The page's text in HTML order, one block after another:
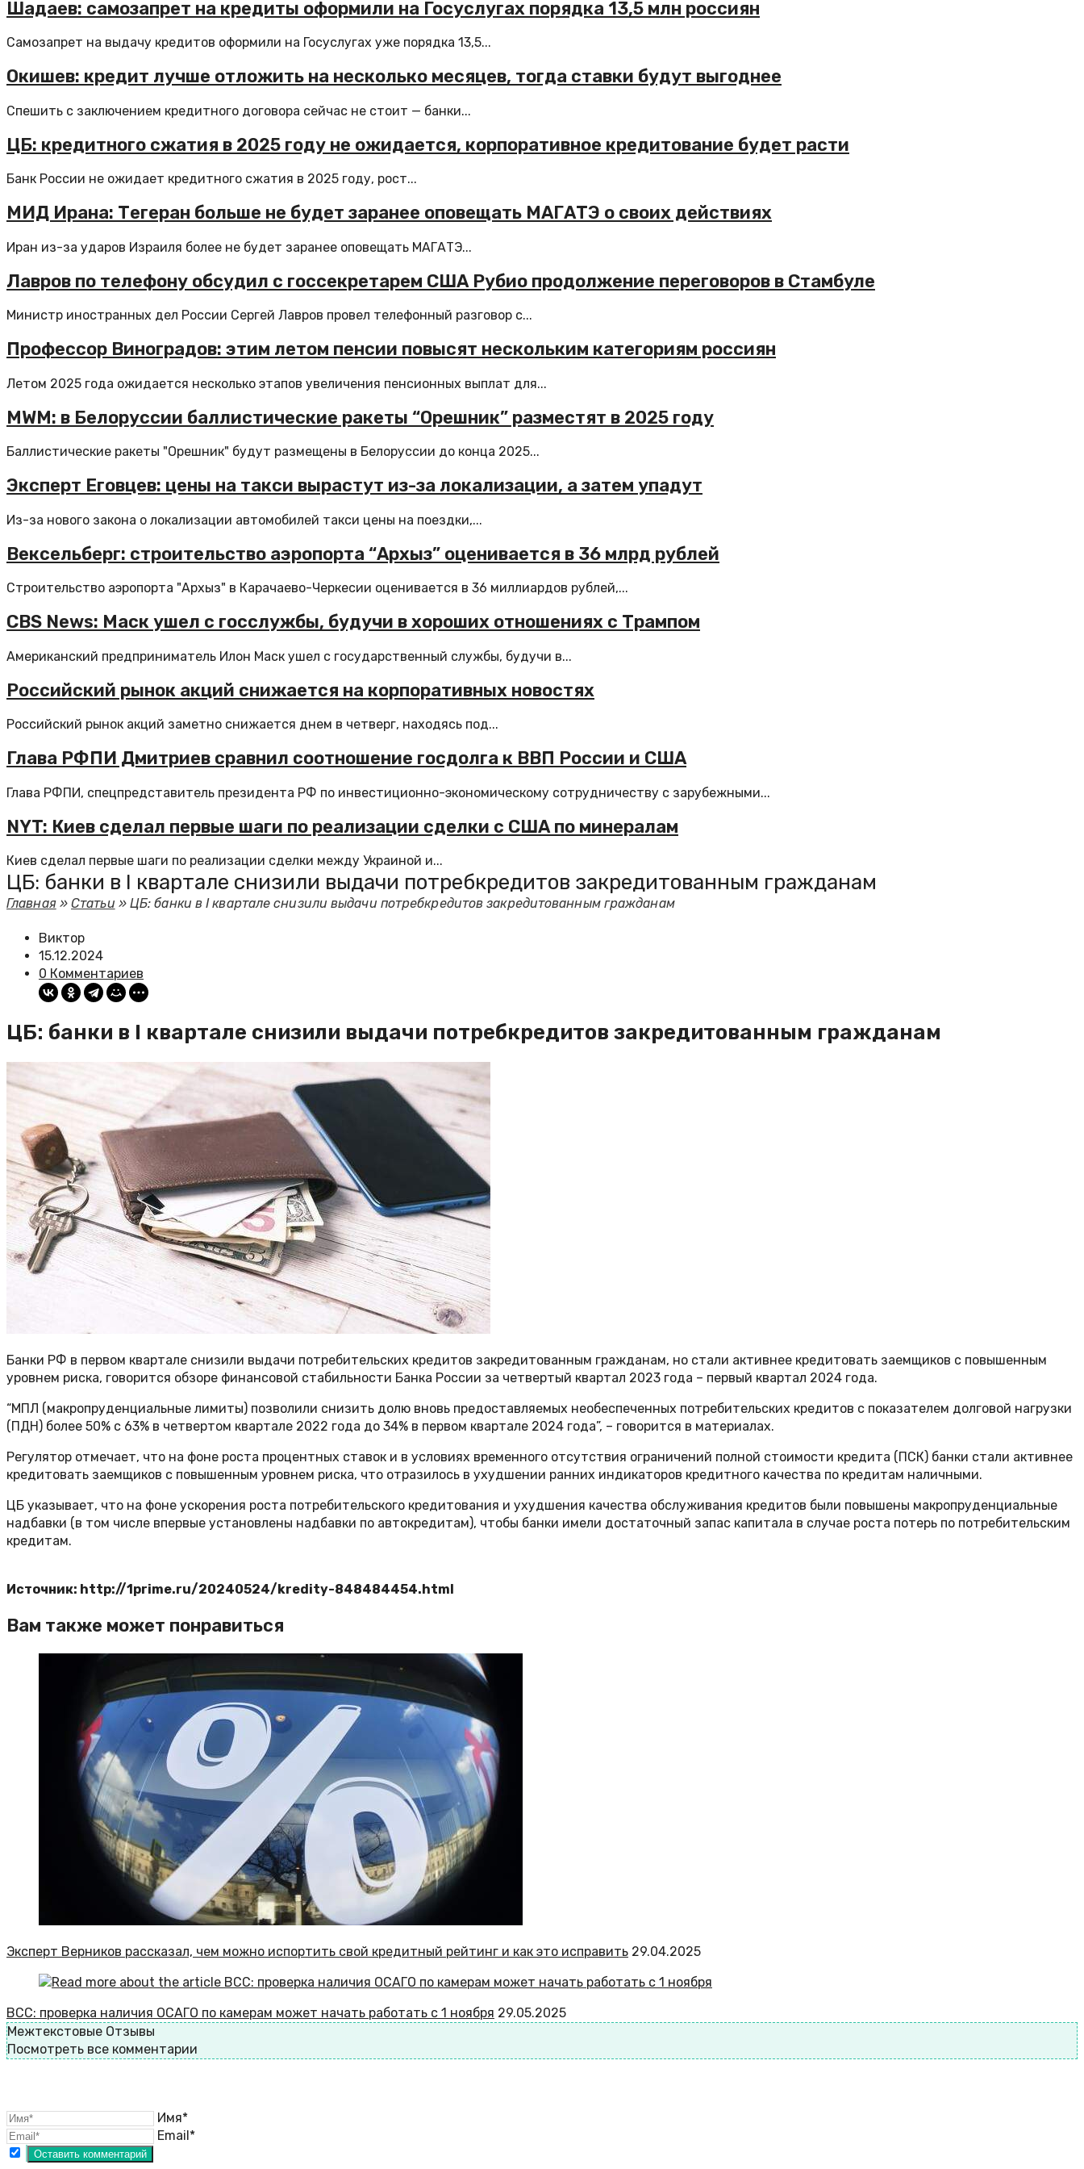
Шадаев: самозапрет на кредиты оформили на Госуслугах порядка 13,5 млн россиян
Самозапрет на выдачу кредитов оформили на Госуслугах уже порядка 13,5...
Окишев: кредит лучше отложить на несколько месяцев, тогда ставки будут выгоднее
Спешить с заключением кредитного договора сейчас не стоит — банки...
ЦБ: кредитного сжатия в 2025 году не ожидается, корпоративное кредитование будет расти
Банк России не ожидает кредитного сжатия в 2025 году, рост...
МИД Ирана: Тегеран больше не будет заранее оповещать МАГАТЭ о своих действиях
Иран из-за ударов Израиля более не будет заранее оповещать МАГАТЭ...
Лавров по телефону обсудил с госсекретарем США Рубио продолжение переговоров в Стамбуле
Министр иностранных дел России Сергей Лавров провел телефонный разговор с...
Профессор Виноградов: этим летом пенсии повысят нескольким категориям россиян
Летом 2025 года ожидается несколько этапов увеличения пенсионных выплат для...
MWM: в Белоруссии баллистические ракеты “Орешник” разместят в 2025 году
Баллистические ракеты "Орешник" будут размещены в Белоруссии до конца 2025...
Эксперт Еговцев: цены на такси вырастут из-за локализации, а затем упадут
Из-за нового закона о локализации автомобилей такси цены на поездки,...
Вексельберг: строительство аэропорта “Архыз” оценивается в 36 млрд рублей
Строительство аэропорта "Архыз" в Карачаево-Черкесии оценивается в 36 миллиардов рублей,...
CBS News: Маск ушел с госслужбы, будучи в хороших отношениях с Трампом
Американский предприниматель Илон Маск ушел с государственный службы, будучи в...
Российский рынок акций снижается на корпоративных новостях
Российский рынок акций заметно снижается днем в четверг, находясь под...
Глава РФПИ Дмитриев сравнил соотношение госдолга к ВВП России и США
Глава РФПИ, спецпредставитель президента РФ по инвестиционно-экономическому сотрудничеству с зарубежными...
NYT: Киев сделал первые шаги по реализации сделки с США по минералам
Киев сделал первые шаги по реализации сделки между Украиной и...
ЦБ: банки в I квартале снизили выдачи потребкредитов закредитованным гражданам
Главная»Статьи » ЦБ: банки в I квартале снизили выдачи потребкредитов закредитованным гражданам
Виктор
15.12.2024
0 Комментариев
ЦБ: банки в I квартале снизили выдачи потребкредитов закредитованным гражданам
Банки РФ в первом квартале снизили выдачи потребительских кредитов закредитованным гражданам, но стали активнее кредитовать заемщиков с повышенным
уровнем риска, говорится обзоре финансовой стабильности Банка России за четвертый квартал 2023 года – первый квартал 2024 года.
“МПЛ (макропруденциальные лимиты) позволили снизить долю вновь предоставляемых необеспеченных потребительских кредитов с показателем долговой нагрузки
(ПДН) более 50% с 63% в четвертом квартале 2022 года до 34% в первом квартале 2024 года”, – говорится в материалах.
Регулятор отмечает, что на фоне роста процентных ставок и в условиях временного отсутствия ограничений полной стоимости кредита (ПСК) банки стали активнее
кредитовать заемщиков с повышенным уровнем риска, что отразилось в ухудшении ранних индикаторов кредитного качества по кредитам наличными.
ЦБ указывает, что на фоне ускорения роста потребительского кредитования и ухудшения качества обслуживания кредитов были повышены макропруденциальные
надбавки (в том числе впервые установлены надбавки по автокредитам), чтобы банки имели достаточный запас капитала в случае роста потерь по потребительским
кредитам.
Источник: http://1prime.ru/20240524/kredity-848484454.html
Вам также может понравиться
Эксперт Верников рассказал, чем можно испортить свой кредитный рейтинг и как это исправить 29.04.2025
ВСС: проверка наличия ОСАГО по камерам может начать работать с 1 ноября 29.05.2025
Межтекстовые Отзывы
Посмотреть все комментарии
Имя*
Email*